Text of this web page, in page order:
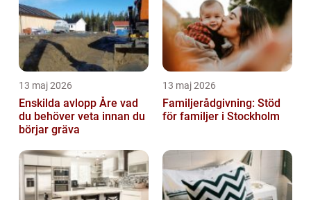
13 maj 2026
Enskilda avlopp Åre vad
du behöver veta innan du
börjar gräva
13 maj 2026
Familjerådgivning: Stöd
för familjer i Stockholm